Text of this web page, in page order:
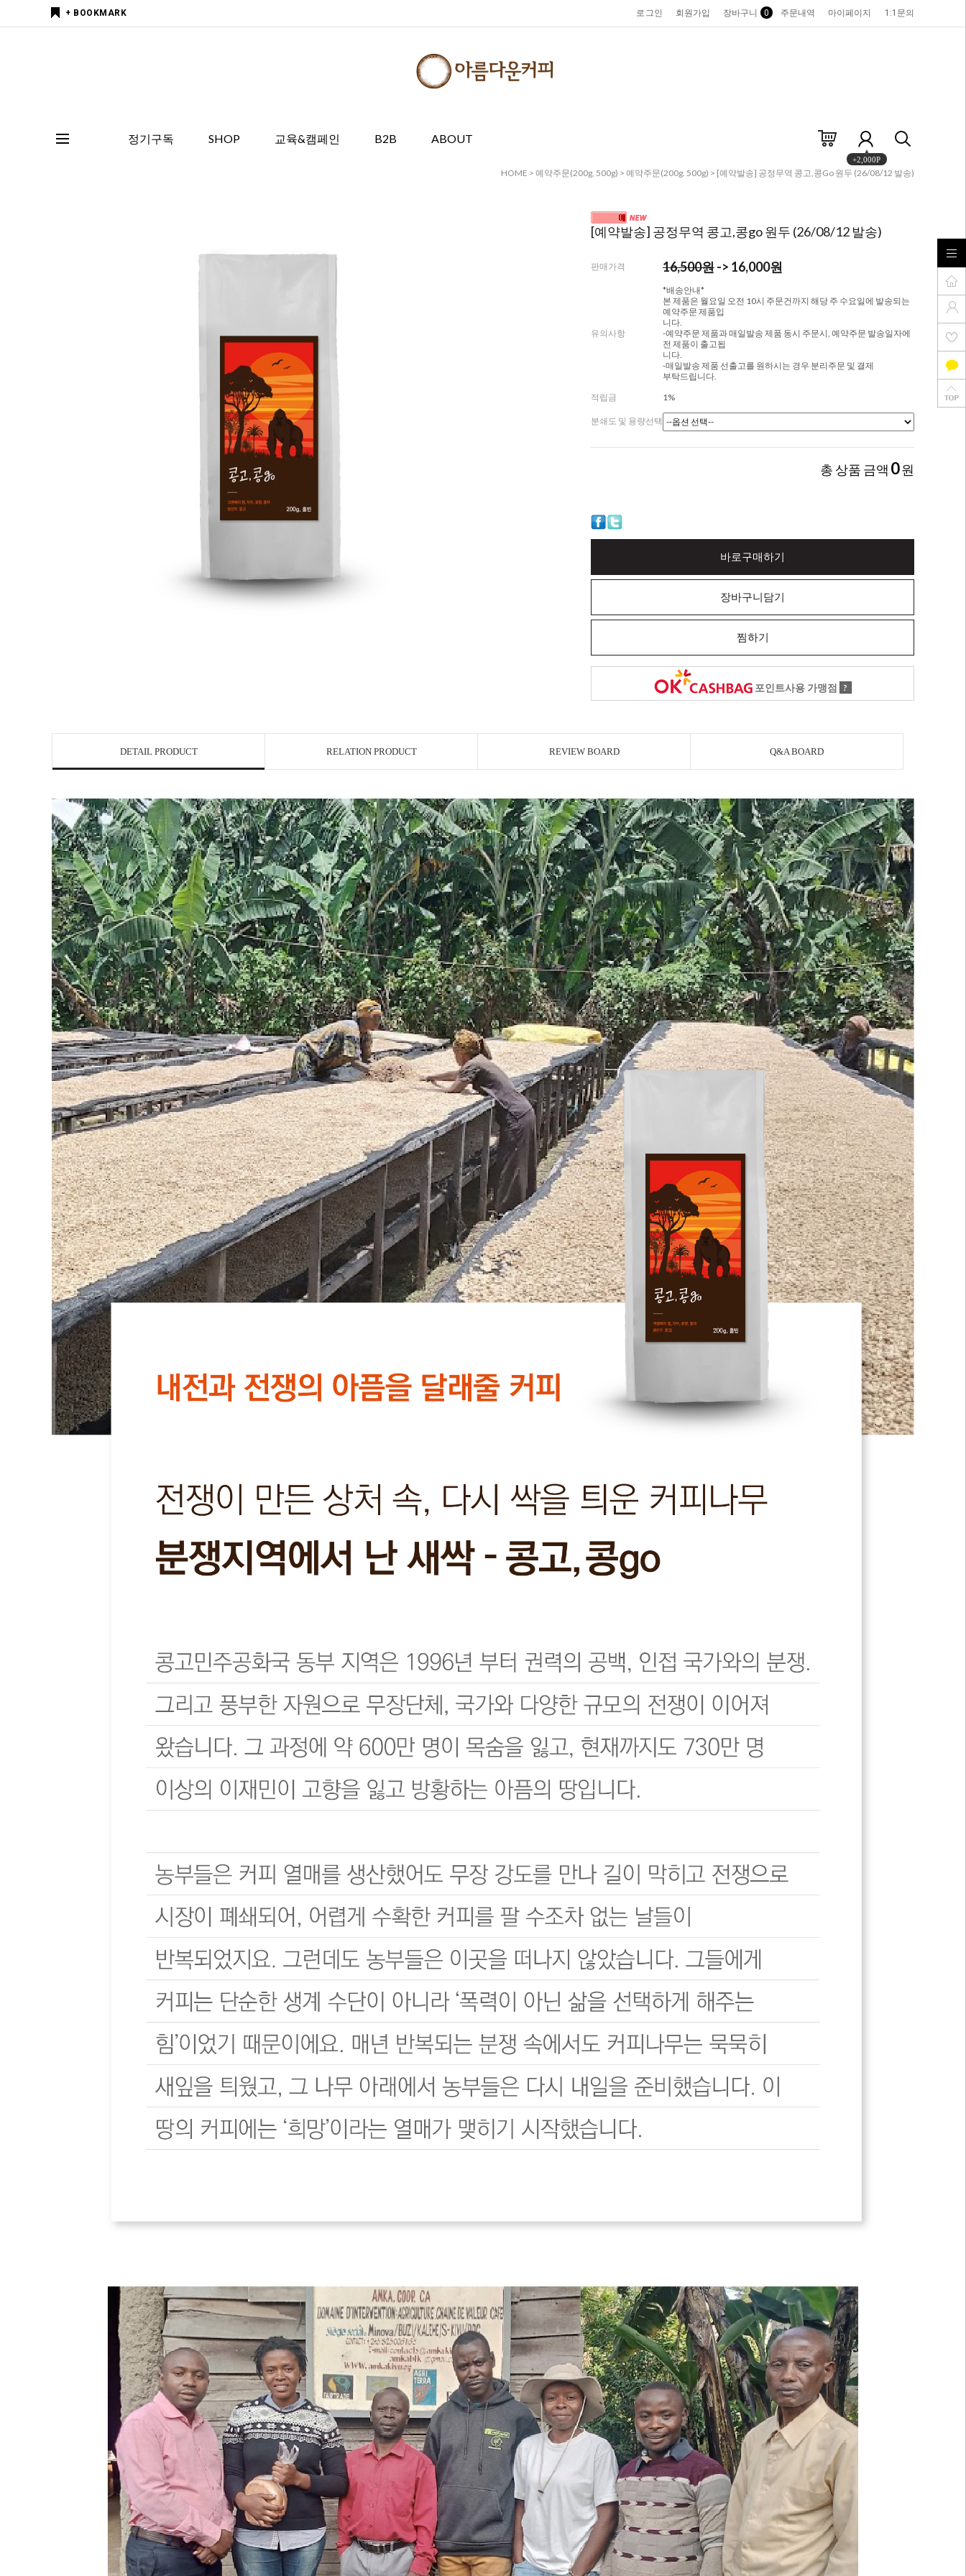
+ BOOKMARK 로그인 회원가입 장바구니 0 주문내역 마이페이지 1:1문의
정기구독 SHOP 교육&캠페인 B2B ABOUT
+2,000P
HOME > 예약주문(200g, 500g) > 예약주문(200g. 500g) > [예약발송] 공정무역 콩고,콩go 원두 (26/08/12 발송)
[예약발송] 공정무역 콩고,콩go 원두 (26/08/12 발송)
판매가격 16,500원-> 16,000원
유의사항
*배송안내*
본 제품은 월요일 오전 10시 주문건까지 해당 주 수요일에 발송되는
예약주문 제품입
니다.
-예약주문 제품과 매일발송 제품 동시 주문시, 예약주문 발송일자에
전 제품이 출고됩
니다.
-매일발송 제품 선출고를 원하시는 경우 분리주문 및 결제
부탁드립니다.
적립금
1%
분쇄도 및 용량선택
총 상품 금액 0원
바로구매하기
장바구니담기
찜하기
포인트사용 가맹점 ?
DETAIL PRODUCT RELATION PRODUCT REVIEW BOARD Q&A BOARD